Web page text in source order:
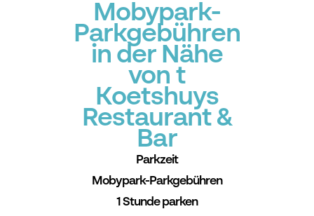
Mobypark-
Parkgebühren
in der Nähe
von t
Koetshuys
Restaurant &
Bar
Parkzeit
Mobypark-Parkgebühren
1 Stunde parken